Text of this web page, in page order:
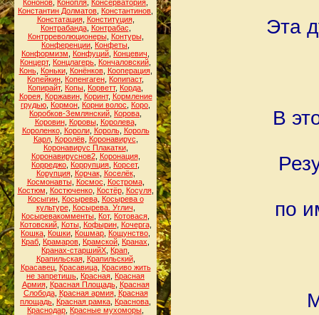
Кононов Конопля Консерватория
Константин Долматов Константинов
Констатация, Конституция,
Контрабанда, Контрабас
Контрреволюционеры, Контуры,
Конференции Конфеты
Конформизм
Конфуций Концевич
Концерт, Концлагерь Кончаловский
Конь, Коньки, Конёнков, Кооперация,
Копейкин Копенгаген Копипаст,
Копирайт, Копы Корветт, Корда
Корея, Коржавин, Коринт, Кормление
грудью Кормон Корни волос Коро
Коробков-Землянский Корова
Коровин, Коровы, Королева,
Короленко, Короли, Король, Король
Карл, Королёв, Коронавирус
Коронавирус Плакатки,
Коронавируснов2, Коронация,
Корреджо Коррупция Корсет,
Корупция, Корчак, Коселёк,
Космонавты, Космос Кострома,
Костюм
Костюченко, Костёр, Косуля,
Косыгин, Косырева, Косырева о
культуре, Косырева. Углич
Косыревакомменты Кот, Котовася
Котовский, Коты, Кофырин, Кочерга,
Кошка Кошки Кошмар Кощунство
Краб Крамаров Крамской Кранах
Кранах-старшийХ Крап
Крапильская, Крапильский,
Красавец, Красавица, Красиво жить
не запретишь Красная Красная
Армия, Красная Площадь, Красная
Слобода, Красная армия, Красная
площадь Красная рамка Краснова
Краснодар Красные мухоморы
Эта
В
по